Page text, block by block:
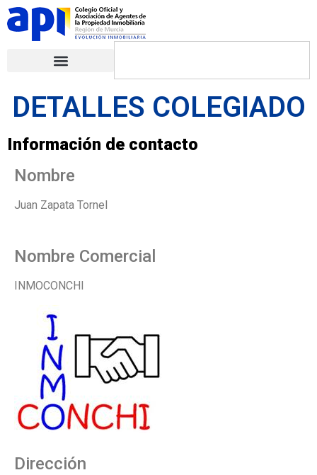
DETALLES COLEGIADO
Información de contacto
Nombre
Juan Zapata Tornel
Nombre Comercial
INMOCONCHI
Dirección